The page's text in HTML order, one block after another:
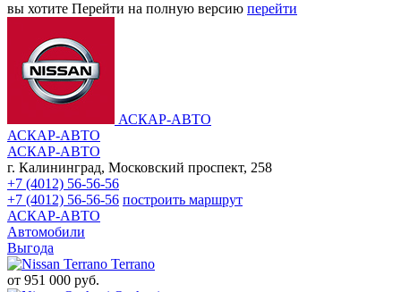
вы хотите Перейти на полную версию перейти
АСКАР-АВТО
АСКАР-АВТО
АСКАР-АВТО
г. Калининград, Московский проспект, 258
+7 (4012) 56-56-56
+7 (4012) 56-56-56 построить маршрут
АСКАР-АВТО
Автомобили
Выгода
Terrano
от 951 000 руб.